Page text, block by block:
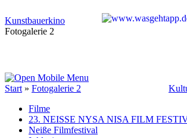
Kunstbauerkino
Fotogalerie 2
Start » Fotogalerie 2
Filme
23. NEISSE NYSA NISA FILM
Neiße Filmfestival